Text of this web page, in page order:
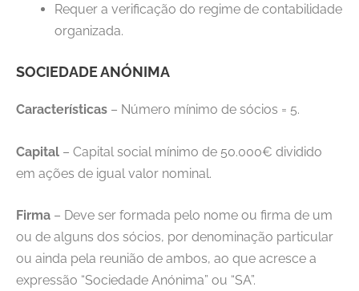
Requer a verificação do regime de contabilidade
organizada.
SOCIEDADE ANÓNIMA
Características – Número mínimo de sócios = 5.
Capital – Capital social mínimo de 50.000€ dividido
em ações de igual valor nominal.
Firma – Deve ser formada pelo nome ou firma de um
ou de alguns dos sócios, por denominação particular
ou ainda pela reunião de ambos, ao que acresce a
expressão “Sociedade Anónima” ou “SA”.